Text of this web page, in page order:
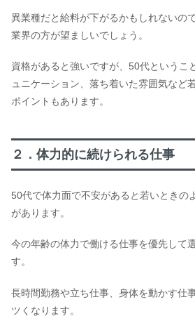
異業種だと給料が下がるかもしれないの
業界の方が望ましいでしょう。
資格があると強いですが、50代というこ
ュニケーション、落ち着いた雰囲気など
ポイントもあります。
２．体力的に続けられる仕事
50代で体力面で不安があると若いときの
があります。
今の年齢の体力で働ける仕事を優先して
す。
長時間勤務や立ち仕事、身体を動かす仕
ツくなります。